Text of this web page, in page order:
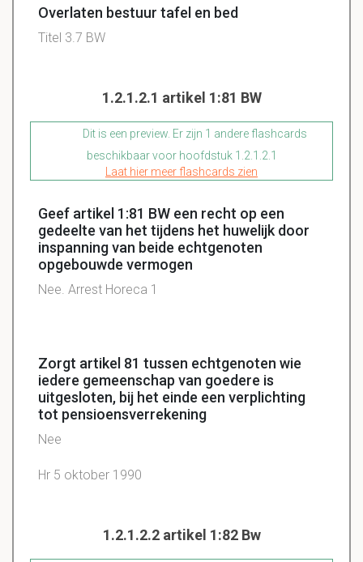
Overlaten bestuur tafel en bed
Titel 3.7 BW
1.2.1.2.1 artikel 1:81 BW
Dit is een preview. Er zijn 1 andere flashcards
beschikbaar voor hoofdstuk 1.2.1.2.1
Laat hier meer flashcards zien
Geef artikel 1:81 BW een recht op een
gedeelte van het tijdens het huwelijk door
inspanning van beide echtgenoten
opgebouwde vermogen
Nee. Arrest Horeca 1
Zorgt artikel 81 tussen echtgenoten wie
iedere gemeenschap van goedere is
uitgesloten, bij het einde een verplichting
tot pensioensverrekening
Nee
Hr 5 oktober 1990
1.2.1.2.2 artikel 1:82 Bw